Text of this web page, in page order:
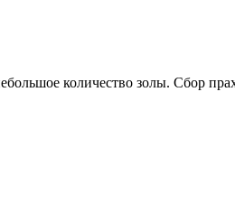
количество золы. Сбор